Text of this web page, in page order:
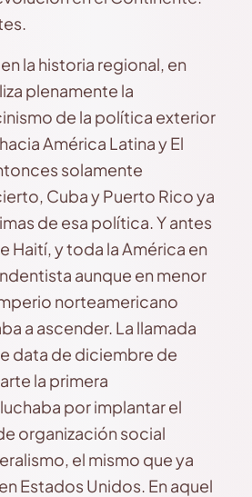
la historia regional, en
plenamente la
de la política exterior
América Latina y El
solamente
Cuba y Puerto Rico ya
de esa política. Y antes
Haití, y toda la América en
aunque en menor
norteamericano
a ascender. La llamada
data de diciembre de
la primera
por implantar el
organización social
el mismo que ya
Estados Unidos. En aquel